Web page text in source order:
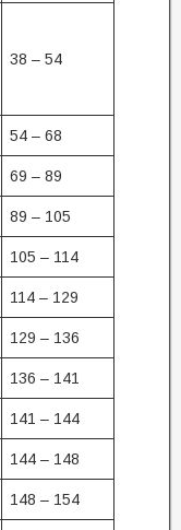
38 – 54
54 – 68
69 – 89
89 – 105
105 – 114
114 – 129
129 – 136
136 – 141
141 – 144
144 – 148
148 – 154